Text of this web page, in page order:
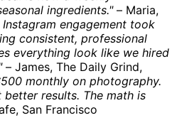
ingredients."– Maria,
Instagram engagement took
consistent, professional
everything look like we hired
– James, The Daily Grind,
monthly on photography.
results. The math is
San Francisco